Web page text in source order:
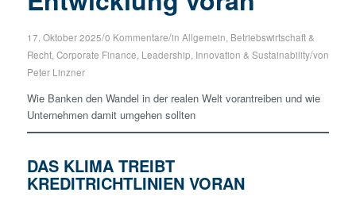
17. Oktober 2025/0 Kommentare/in Allgemein Betriebswirtschaft &
Recht, Corporate Finance Leadership, Innovation & Sustainability/von
Peter Linzner
Wie Banken den Wandel in der realen Welt vorantreiben und wie
Unternehmen damit umgehen sollten
DAS KLIMA TREIBT
KREDITRICHTLINIEN VORAN